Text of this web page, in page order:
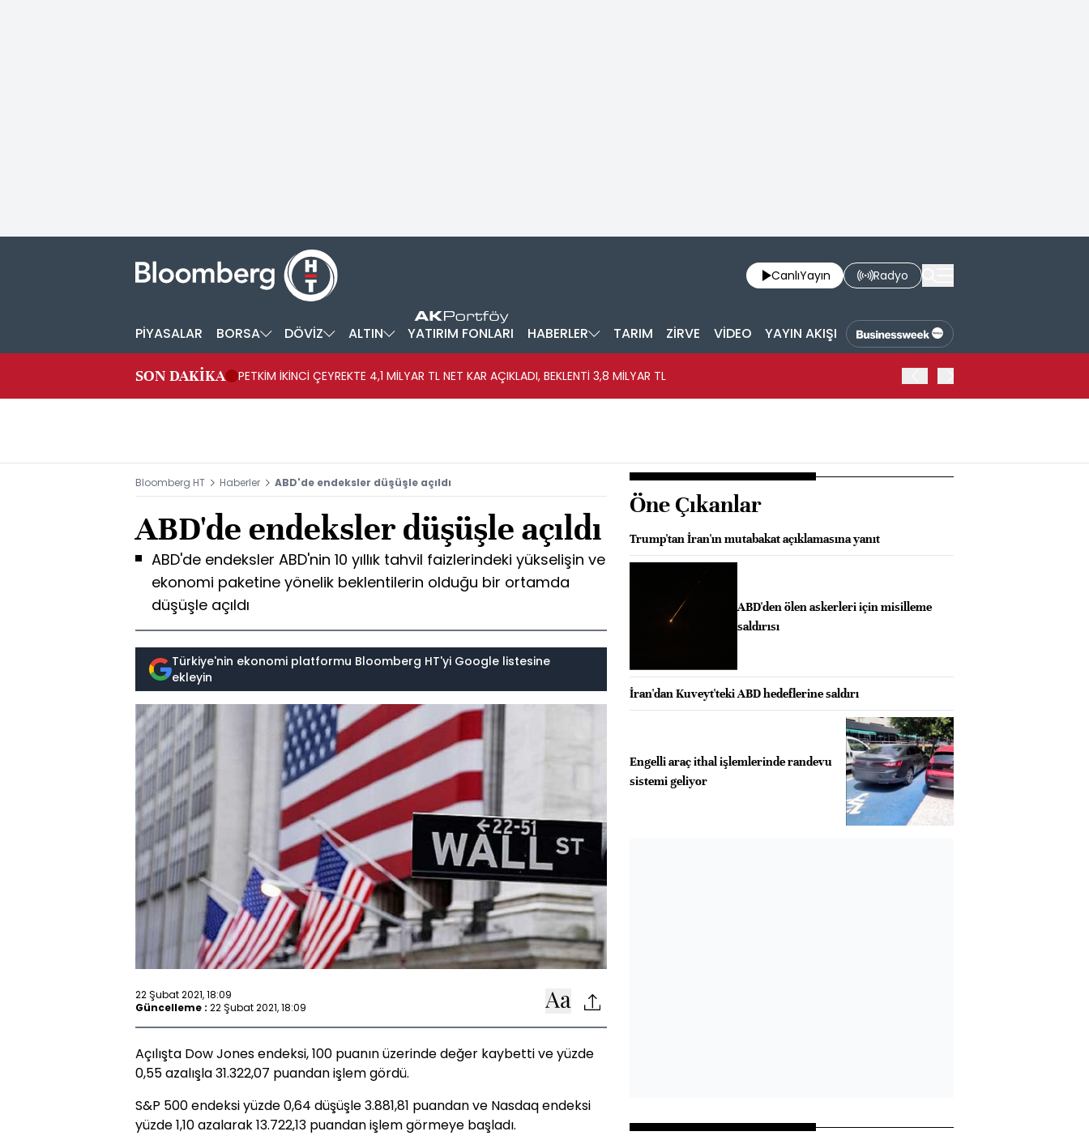
CanlıYayın Radyo
PİYASALAR BORSA DÖVİZ ALTIN YATIRIM FONLARI HABERLER TARIM ZİRVE VİDEO YAYIN AKIŞI
SON DAKİKA PETKİM İKİNCİ ÇEYREKTE 4,1 MİLYAR TL NET KAR AÇIKLADI, BEKLENTİ 3,8 MİLYAR TL
Bloomberg HT Haberler ABD'de endeksler düşüşle açıldı
ABD'de endeksler düşüşle açıldı
ABD'de endeksler ABD'nin 10 yıllık tahvil faizlerindeki yükselişin ve
ekonomi paketine yönelik beklentilerin olduğu bir ortamda
düşüşle açıldı
Türkiye'nin ekonomi platformu Bloomberg HT'yi Google listesine
ekleyin
22 Şubat 2021, 18:09
Güncelleme : 22 Şubat 2021, 18:09
Açılışta Dow Jones endeksi, 100 puanın üzerinde değer kaybetti ve yüzde
0,55 azalışla 31.322,07 puandan işlem gördü.
S&P 500 endeksi yüzde 0,64 düşüşle 3.881,81 puandan ve Nasdaq endeksi
yüzde 1,10 azalarak 13.722,13 puandan işlem görmeye başladı.
Öne Çıkanlar
Trump'tan İran'ın mutabakat açıklamasına yanıt
ABD'den ölen askerleri için misilleme
saldırısı
İran'dan Kuveyt'teki ABD hedeflerine saldırı
Engelli araç ithal işlemlerinde randevu
sistemi geliyor